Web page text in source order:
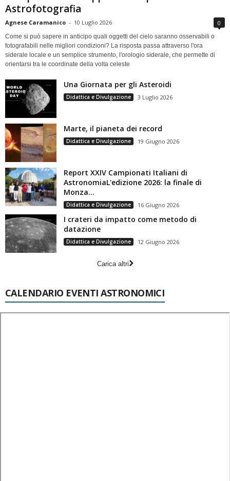
Astrofotografia
Agnese Caramanico - 10 Luglio 2026 0
Come si può sapere in anticipo quali oggetti del cielo saranno osservabili o
fotografabili nelle migliori condizioni? La risposta passa attraverso l'ora
siderale locale e un semplice strumento, l'orologio siderale, che permette di
orientarsi tra le coordinate della volta celeste
Una Giornata per gli Asteroidi
Didattica e Divulgazione 3 Luglio 2026
Marte, il pianeta dei record
Didattica e Divulgazione 19 Giugno 2026
Report XXIV Campionati Italiani di
AstronomiaL'edizione 2026: la finale di
Monza...
Didattica e Divulgazione 16 Giugno 2026
I crateri da impatto come metodo di
datazione
Didattica e Divulgazione 12 Giugno 2026
Carica altri
CALENDARIO EVENTI ASTRONOMICI